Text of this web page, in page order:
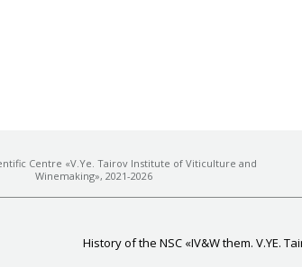
Centre «V.Ye. Tairov Institute of Viticulture and
Winemaking», 2021-2026
History of the NSC «IV&W them. V.YE.